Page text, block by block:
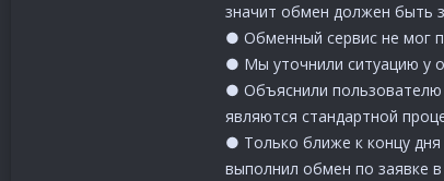
значит обмен должен быть
● Обменный сервис не мог
● Мы уточнили ситуацию у
● Объяснили пользователю
являются стандартной
● Только ближе к концу дня
выполнил обмен по заявке